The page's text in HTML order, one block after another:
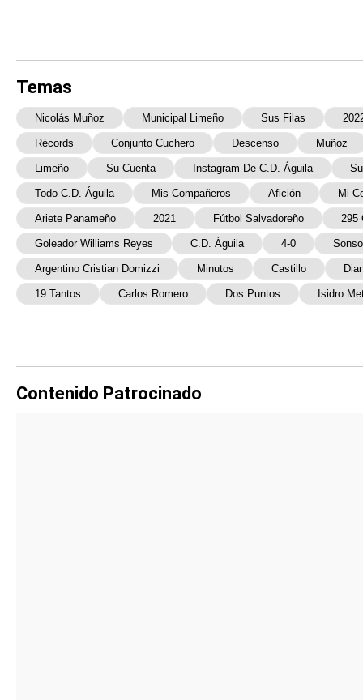
Temas
Nicolás Muñoz Municipal Limeño Sus Filas
Récords Conjunto Cuchero Descenso Muñoz
Limeño Su Cuenta Instagram De C.D. Águila
Todo C.D. Águila Mis Compañeros Afición Mi
Ariete Panameño 2021 Fútbol Salvadoreño 295
Goleador Williams Reyes C.D. Águila 4-0
Argentino Cristian Domizzi Minutos Castillo
19 Tantos Carlos Romero Dos Puntos Isidro
Contenido Patrocinado